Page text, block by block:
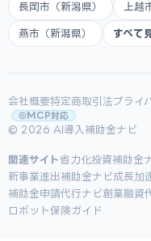
長岡市（新潟県） 上越
燕市（新潟県） すべて
会社概要特定商取引法プライ
MCP対応
© 2026 AI導入補助金ナビ
関連サイト省力化投資補助金
新事業進出補助金ナビ成長加
補助金申請代行ナビ創業融資
ロボット保険ガイド